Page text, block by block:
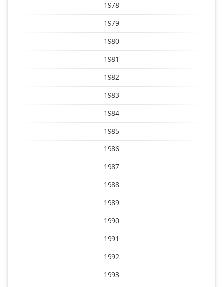
1978
1979
1980
1981
1982
1983
1984
1985
1986
1987
1988
1989
1990
1991
1992
1993